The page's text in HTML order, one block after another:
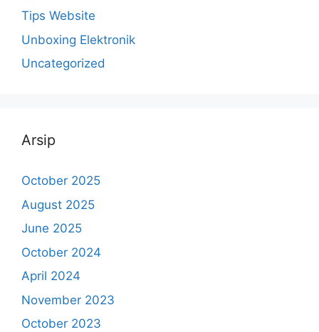
Tips Website
Unboxing Elektronik
Uncategorized
Arsip
October 2025
August 2025
June 2025
October 2024
April 2024
November 2023
October 2023